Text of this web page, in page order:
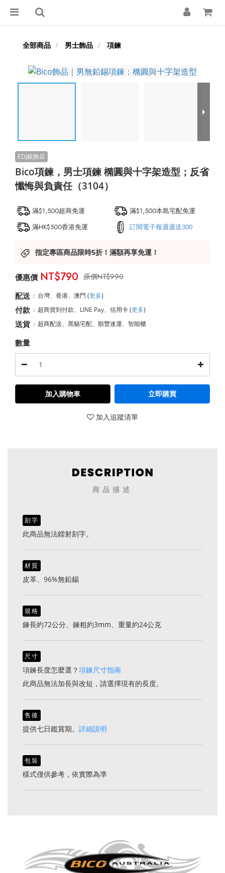
全部商品 男士飾品 項鍊
Bico項鍊，男士項鍊 橢圓與十字架造型；反省
懺悔與負責任（3104）
滿$1,500超商免運
滿$1,500本島宅配免運
滿HK$500香港免運
訂閱電子報週週送300
指定專區商品限時5折！滿額再享免運！
NT$990
NT$790
配送 : 台灣、香港、澳門 (更多)
付款 : 超商貨到付款、LINE Pay、信用卡(更多)
送貨 : 超商配送、黑貓宅配、順豐速運、智能櫃
數量
加入購物車 立即購買
加入追蹤清單
商品描述
刻字
此商品無法鐳射刻字。
材質
皮革、96%無鉛錫
規格
鍊長約72公分、鍊粗約3mm、重量約24公克
尺寸
項鍊長度怎麼選？項鍊尺寸指南
此商品無法加長與改短，請選擇現有的長度。
售後
提供七日鑑賞期。 詳細說明
包裝
樣式僅供參考，依實際為準